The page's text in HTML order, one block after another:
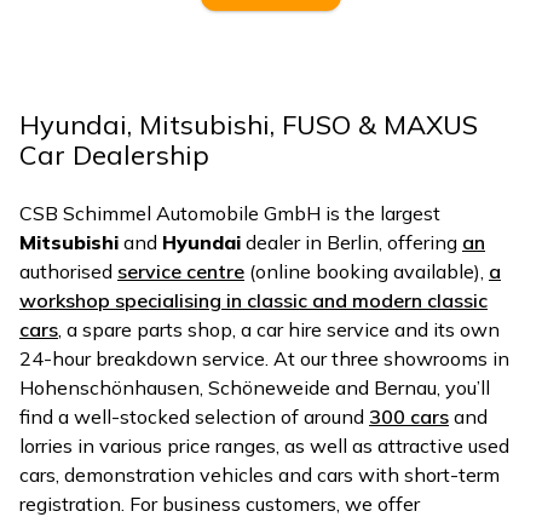
Hyundai, Mitsubishi, FUSO & MAXUS
Car Dealership
CSB Schimmel Automobile GmbH is the largest
Mitsubishi and Hyundai dealer in Berlin, offering an
authorised service centre (online booking available), a
workshop specialising in classic and modern classic
cars, a spare parts shop, a car hire service and its own
24-hour breakdown service. At our three showrooms in
Hohenschönhausen, Schöneweide and Bernau, you’ll
find a well-stocked selection of around 300 cars and
lorries in various price ranges, as well as attractive used
cars, demonstration vehicles and cars with short-term
registration. For business customers, we offer